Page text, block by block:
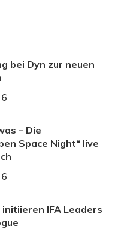
bei Dyn zur neuen
– Die
Space Night“ live
initiieren IFA Leaders